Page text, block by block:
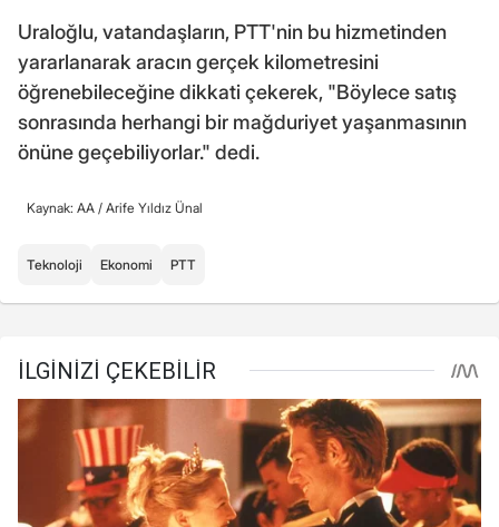
Uraloğlu, vatandaşların, PTT'nin bu hizmetinden
yararlanarak aracın gerçek kilometresini
öğrenebileceğine dikkati çekerek, "Böylece satış
sonrasında herhangi bir mağduriyet yaşanmasının
önüne geçebiliyorlar." dedi.
Kaynak: AA / Arife Yıldız Ünal
Teknoloji Ekonomi PTT